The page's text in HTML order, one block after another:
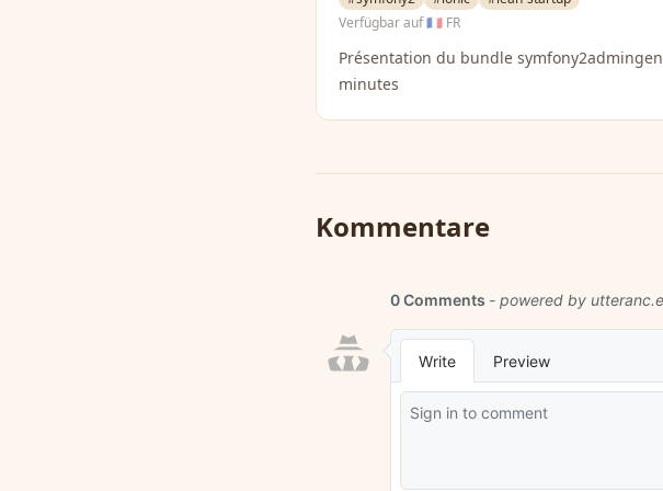
Verfügbar auf🇫🇷 FR
Présentation du bundle
minutes
Kommentare